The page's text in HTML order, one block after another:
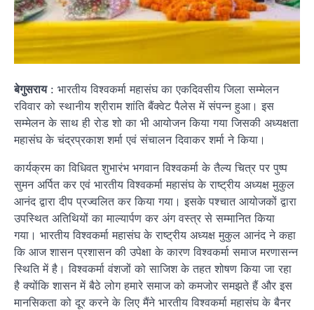
बेगुसराय: भारतीय विश्वकर्मा महासंघ का एकदिवसीय जिला सम्मेलन
रविवार को स्थानीय श्रीराम शांति बैंक्वेट पैलेस में संपन्न हुआ। इस
सम्मेलन के साथ ही रोड शो का भी आयोजन किया गया जिसकी अध्यक्षता
महासंघ के चंद्रप्रकाश शर्मा एवं संचालन दिवाकर शर्मा ने किया।
कार्यक्रम का विधिवत शुभारंभ भगवान विश्वकर्मा के तैल्य चित्र पर पुष्प
सुमन अर्पित कर एवं भारतीय विश्वकर्मा महासंघ के राष्ट्रीय अध्यक्ष मुकुल
आनंद द्वारा दीप प्रज्वलित कर किया गया। इसके पश्चात आयोजकों द्वारा
उपस्थित अतिथियों का माल्यार्पण कर अंग वस्त्र से सम्मानित किया
गया। भारतीय विश्वकर्मा महासंघ के राष्ट्रीय अध्यक्ष मुकुल आनंद ने कहा
कि आज शासन प्रशासन की उपेक्षा के कारण विश्वकर्मा समाज मरणासन्न
स्थिति में है। विश्वकर्मा वंशजों को साजिश के तहत शोषण किया जा रहा
है क्योंकि शासन में बैठे लोग हमारे समाज को कमजोर समझते हैं और इस
मानसिकता को दूर करने के लिए मैंने भारतीय विश्वकर्मा महासंघ के बैनर